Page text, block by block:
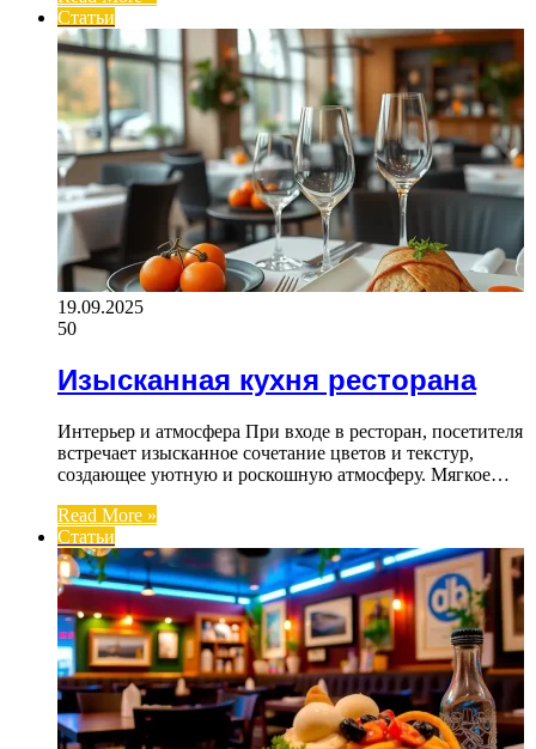
Статьи
19.09.2025
50
Изысканная кухня ресторана
Интерьер и атмосфера При входе в ресторан, посетителя
встречает изысканное сочетание цветов и текстур,
создающее уютную и роскошную атмосферу. Мягкое…
Read More »
Статьи